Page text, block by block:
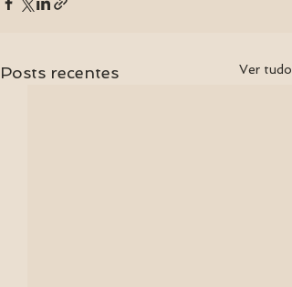
Posts recentes Ver tudo